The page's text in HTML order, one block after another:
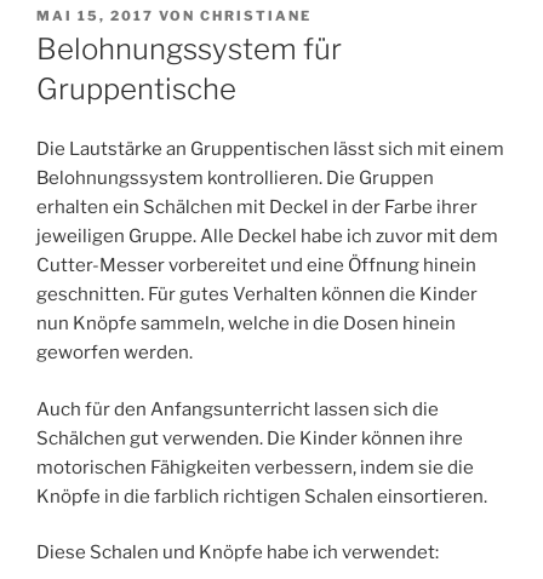
VERÖFFENTLICHT
AM
MAI 15, 2017 VON CHRISTIANE
Belohnungssystem für
Gruppentische
Die Lautstärke an Gruppentischen lässt sich mit einem
Belohnungssystem kontrollieren. Die Gruppen
erhalten ein Schälchen mit Deckel in der Farbe ihrer
jeweiligen Gruppe.Alle Deckel habe ich zuvor mit dem
Cutter-Messer vorbereitet und eine Öffnung hinein
geschnitten. Für gutes Verhalten können die Kinder
nun Knöpfe sammeln, welche in die Dosen hinein
geworfen werden.
Auch für den Anfangsunterricht lassen sich die
Schälchen gut verwenden. Die Kinder können ihre
motorischen Fähigkeiten verbessern, indem sie die
Knöpfe in die farblich richtigen Schalen einsortieren.
Diese Schalen und Knöpfe habe ich verwendet: